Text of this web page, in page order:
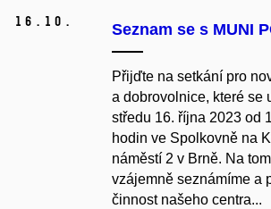
16. 10. Seznam se s MUNI
Přijďte na setkání pro
a dobrovolnice, které se
středu 16. října 2023 od
hodin ve Spolkovně na
náměstí 2 v Brně. Na
vzájemně seznámíme a
činnost našeho centra...